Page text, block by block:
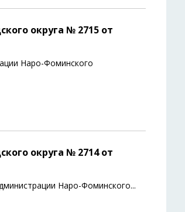
округа № 2715 от
Наро-Фоминского
округа № 2714 от
Наро-Фоминского...